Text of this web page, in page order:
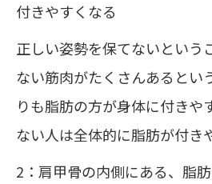
付きやすくなる
正しい姿勢を保てないという
ない筋肉がたくさんあるとい
りも脂肪の方が身体に付きや
ない人は全体的に脂肪が付き
2：肩甲骨の内側にある、脂